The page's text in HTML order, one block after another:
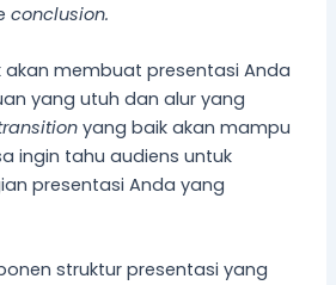
conclusion.
akan membuat presentasi Anda
yang utuh dan alur yang
yang baik akan mampu
ingin tahu audiens untuk
presentasi Anda yang
struktur presentasi yang